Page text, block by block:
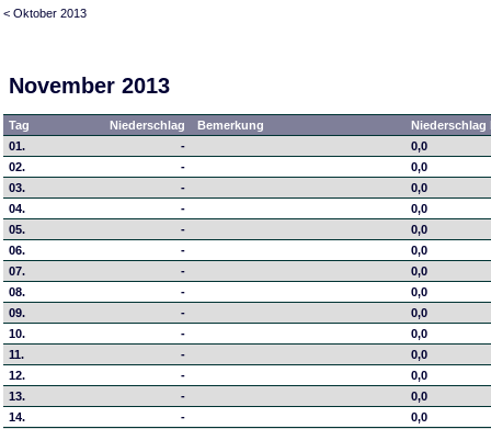
< Oktober 2013
November 2013
Tag Niederschlag Bemerkung
01.
-
0,0
02.
-
0,0
03.
-
0,0
04.
-
0,0
05.
-
0,0
06.
-
0,0
07.
-
0,0
08.
-
0,0
09.
-
0,0
10.
-
0,0
11.
-
0,0
12.
-
0,0
13.
-
0,0
14.
-
0,0